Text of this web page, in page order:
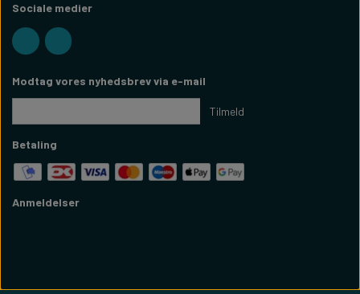
Sociale medier
Modtag vores nyhedsbrev via e-mail
Tilmeld
Betaling
Anmeldelser